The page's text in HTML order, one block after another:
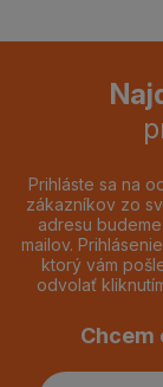
Prihláste sa na
zákazníkov zo
adresu
mailov.
ktorý vám
odvolať
Chcem